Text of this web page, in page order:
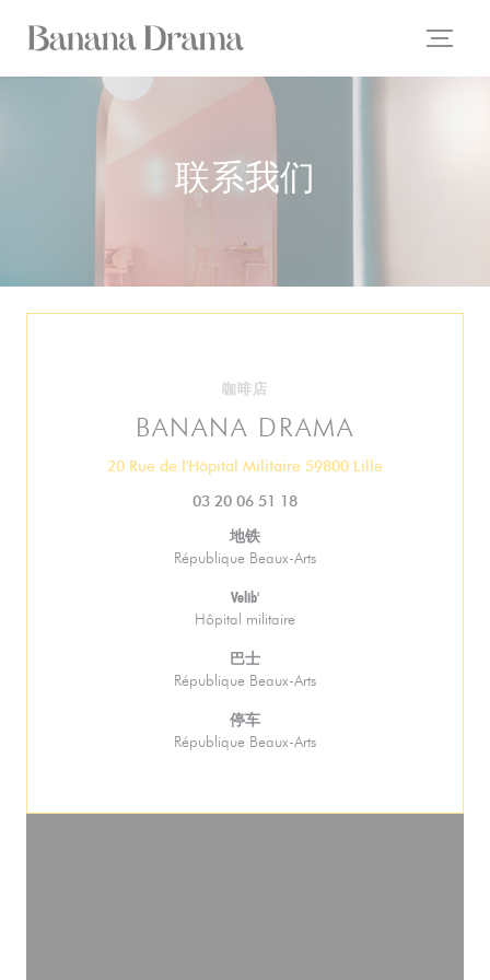
联系我们
咖啡店
BANANA DRAMA
20 Rue de l'Hôpital Militaire 59800 Lille((在新窗口中打
03 20 06 51 18
地铁
République Beaux-Arts
Velib'
Hôpital militaire
巴士
République Beaux-Arts
停车
République Beaux-Arts